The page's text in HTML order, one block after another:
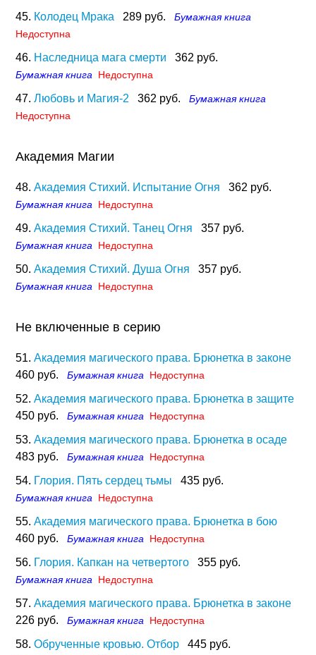
45. Колодец Мрака 289 руб.
Бумажная книга
Недоступна
46. Наследница мага смерти 362 руб.
Бумажная книга Недоступна
47. Любовь и Магия-2 362 руб.
Бумажная книга
Недоступна
Академия Магии
48. Академия Стихий. Испытание Огня 362 руб.
Бумажная книга Недоступна
49. Академия Стихий. Танец Огня 357 руб.
Бумажная книга Недоступна
50. Академия Стихий. Душа Огня 357 руб.
Бумажная книга Недоступна
Не включенные в серию
51. Академия магического права. Брюнетка в законе
460 руб.
Бумажная книга Недоступна
52. Академия магического права. Брюнетка в защите
450 руб.
Бумажная книга Недоступна
53. Академия магического права. Брюнетка в осаде
483 руб.
Бумажная книга Недоступна
54. Глория. Пять сердец тьмы 435 руб.
Бумажная книга Недоступна
55. Академия магического права. Брюнетка в бою
460 руб.
Бумажная книга Недоступна
56. Глория. Капкан на четвертого 355 руб.
Бумажная книга Недоступна
57. Академия магического права. Брюнетка в законе
226 руб.
Бумажная книга Недоступна
58. Обрученные кровью. Отбор 445 руб.